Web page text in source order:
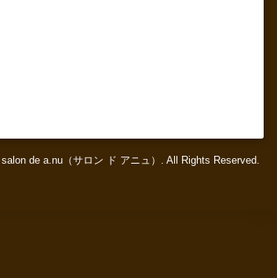
salon de a.nu（サロン ド アニュ） . All Rights Reserved.